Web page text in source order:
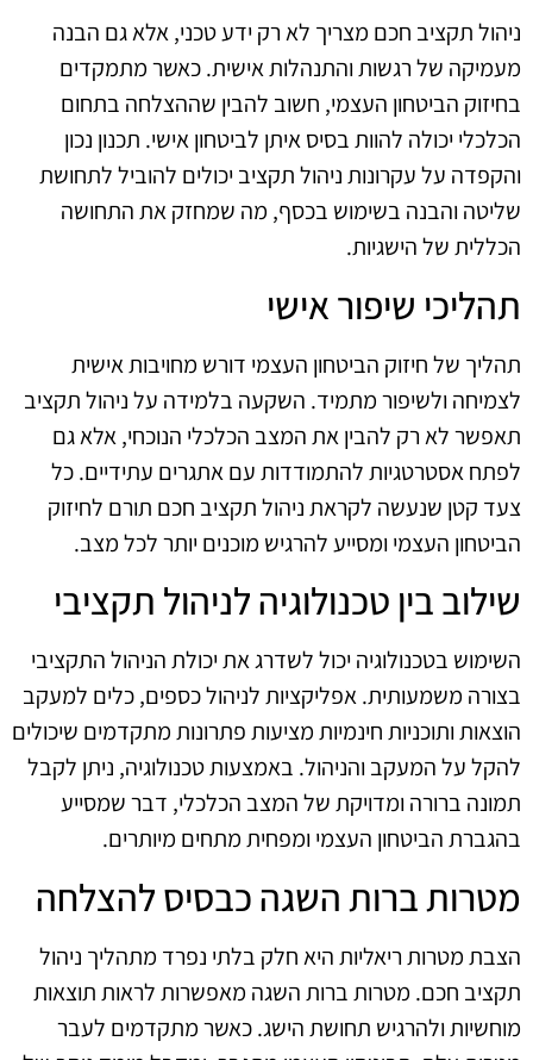
ניהול תקציב חכם מצריך לא רק ידע טכני, אלא גם הבנה
מעמיקה של רגשות והתנהלות אישית. כאשר מתמקדים
בחיזוק הביטחון העצמי, חשוב להבין שההצלחה בתחום
הכלכלי יכולה להוות בסיס איתן לביטחון אישי. תכנון נכון
והקפדה על עקרונות ניהול תקציב יכולים להוביל לתחושת
שליטה והבנה בשימוש בכסף, מה שמחזק את התחושה
הכללית של הישגיות.
תהליכי שיפור אישי
תהליך של חיזוק הביטחון העצמי דורש מחויבות אישית
לצמיחה ולשיפור מתמיד. השקעה בלמידה על ניהול תקציב
תאפשר לא רק להבין את המצב הכלכלי הנוכחי, אלא גם
לפתח אסטרטגיות להתמודדות עם אתגרים עתידיים. כל
צעד קטן שנעשה לקראת ניהול תקציב חכם תורם לחיזוק
הביטחון העצמי ומסייע להרגיש מוכנים יותר לכל מצב.
שילוב בין טכנולוגיה לניהול תקציבי
השימוש בטכנולוגיה יכול לשדרג את יכולת הניהול התקציבי
בצורה משמעותית. אפליקציות לניהול כספים, כלים למעקב
הוצאות ותוכניות חינמיות מציעות פתרונות מתקדמים שיכולים
להקל על המעקב והניהול. באמצעות טכנולוגיה, ניתן לקבל
תמונה ברורה ומדויקת של המצב הכלכלי, דבר שמסייע
בהגברת הביטחון העצמי ומפחית מתחים מיותרים.
מטרות ברות השגה כבסיס להצלחה
הצבת מטרות ריאליות היא חלק בלתי נפרד מתהליך ניהול
תקציב חכם. מטרות ברות השגה מאפשרות לראות תוצאות
מוחשיות ולהרגיש תחושת הישג. כאשר מתקדמים לעבר